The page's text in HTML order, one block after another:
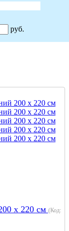
руб.
x 220 см (Код: